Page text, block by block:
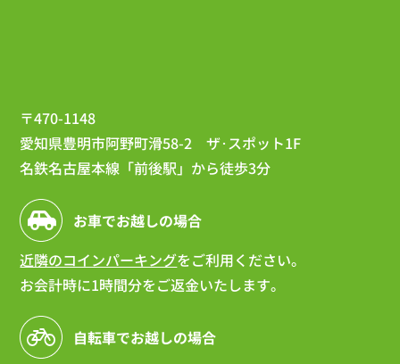
〒470-1148
愛知県豊明市阿野町滑58-2 ザ･スポット1F
名鉄名古屋本線「前後駅」から徒歩3分
お車でお越しの場合
近隣のコインパーキングをご利用ください。
お会計時に1時間分をご返金いたします。
自転車でお越しの場合